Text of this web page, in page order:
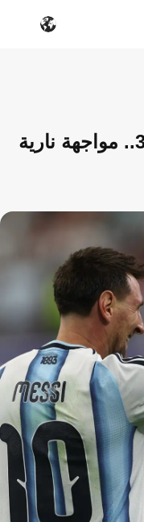
خصم الأرجنتين في دور الـ32.. مواجهة نارية